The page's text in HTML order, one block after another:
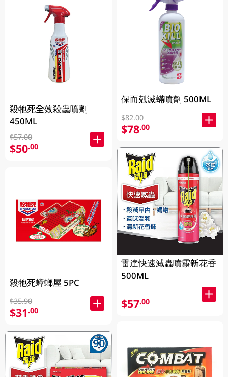
殺牠死全效殺蟲噴劑
450ML
$57.00
$50.00
殺牠死蟑螂屋 5PC
$35.90
$31.00
保而剋滅蟎噴劑 500ML
$82.00
$78.00
雷達快速滅蟲噴霧新花香
500ML
$57.00